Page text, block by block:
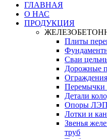
ГЛАВНАЯ
О НАС
ПРОДУКЦИЯ
Плиты
Сваи
Дорожные
Перемычки
Детали
Опоры ЛЭП
Лотки и
Звенья
труб